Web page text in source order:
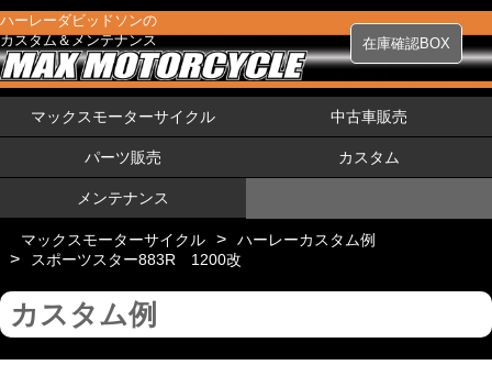
ハーレーダビッドソンの
カスタム＆メンテナンス
在庫確認BOX
マックスモーターサイクル 中古車販売
パーツ販売 カスタム
メンテナンス
マックスモーターサイクル > ハーレーカスタム例
> スポーツスター883R 1200改
カスタム例